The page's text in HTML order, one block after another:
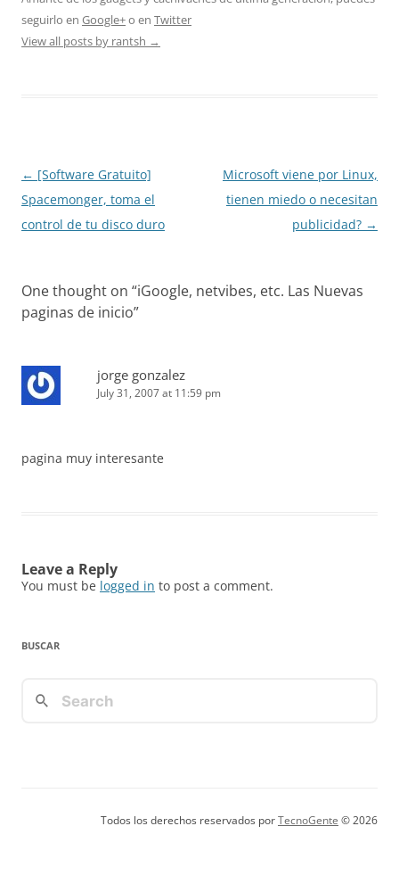
seguirlo en Google+o en Twitter
View all posts by rantsh →
Post
navigation
← [Software Gratuito]
Spacemonger, toma el
control de tu disco duro
Microsoft viene por Linux,
tienen miedo o necesitan
publicidad? →
One thought on “iGoogle, netvibes, etc. Las Nuevas
paginas de inicio”
jorge gonzalez
July 31, 2007 at 11:59 pm
pagina muy interesante
Leave a Reply
You must be logged in to post a comment.
BUSCAR
Todos los derechos reservados porTecnoGente © 2026